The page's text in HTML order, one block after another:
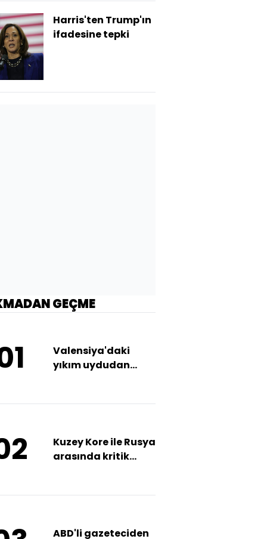
Harris'ten Trump'ın
ifadesine tepki
GEÇME
Valensiya'daki
yıkım uydudan
Kuzey Kore ile Rusya
arasında kritik
ABD'li gazeteciden